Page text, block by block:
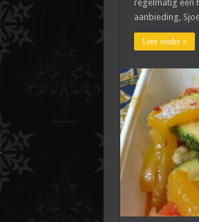
regelmatig een
aanbieding,
Lees verder »